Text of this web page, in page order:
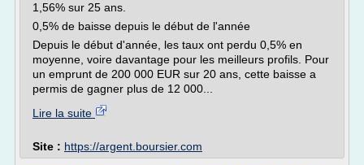
1,56% sur 25 ans.
0,5% de baisse depuis le début de l'année
Depuis le début d'année, les taux ont perdu 0,5% en
moyenne, voire davantage pour les meilleurs profils. Pour
un emprunt de 200 000 EUR sur 20 ans, cette baisse a
permis de gagner plus de 12 000...
Lire la suite
Site : https://argent.boursier.com